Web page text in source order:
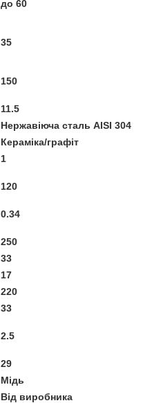
до 60
35
150
11.5
Нержавіюча сталь AISI 304
Кераміка/графіт
1
120
0.34
250
33
17
220
33
2.5
29
Мідь
Від виробника